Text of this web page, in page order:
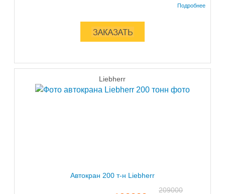
7+1 ч подачи
Liebherr
Автокран 200 т-н Liebherr
209000